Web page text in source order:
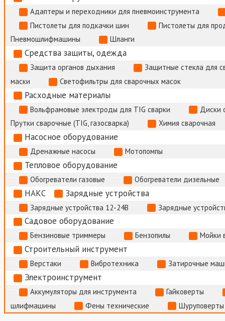
Адаптеры и переходники для пневмоинструмента
Пистолеты для подкачки шин
Пистолеты для
Пневмошлифмашины
Шланги
Средства защиты, одежда
Защита органов дыхания
Защитные стекла для
маски
Светофильтры для сварочных масок
Расходные материалы
Вольфрамовые электроды для TIG сварки
Диски
Прутки сварочные (TIG, газосварка)
Химия сварочная
Насосное оборудование
Дренажные насосы Мотопомпы
Тепловое оборудование
Обогреватели газовые Обогреватели дизельные
НАКС Зарядные устройства
Зарядные устройства 12-24В Зарядные
Садовое оборудование
Бензиновые триммеры Бензопилы Мойки
Строительный инструмент
Верстаки Вибротехника Затирочные
Электроинструмент
Аккумуляторы для инструмента
Гайковерты
шлифмашины
Фены технические